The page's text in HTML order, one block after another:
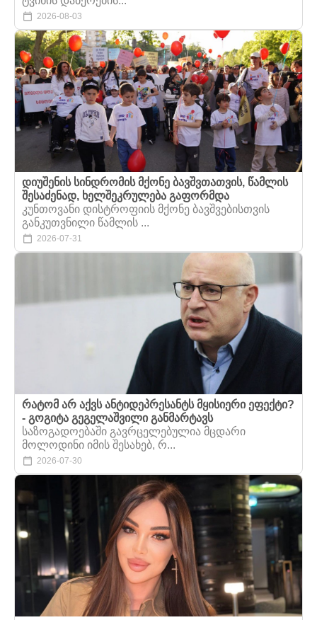
2026-08-03
დიუშენის სინდრომის მქონე ბავშვთათვის, წამლის
შესაძენად, ხელშეკრულება გაფორმდა
კუნთოვანი დისტროფიის მქონე ბავშვებისთვის
განკუთვნილი წამლის ...
2026-07-31
რატომ არ აქვს ანტიდეპრესანტს მყისიერი ეფექტი?
- გოგიტა გეგელაშვილი განმარტავს
საზოგადოებაში გავრცელებულია მცდარი
მოლოდინი იმის შესახებ, რ...
2026-07-30